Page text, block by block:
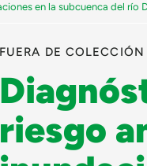
en la subcuenca del río
FUERA DE COLECCIÓN
riesgo